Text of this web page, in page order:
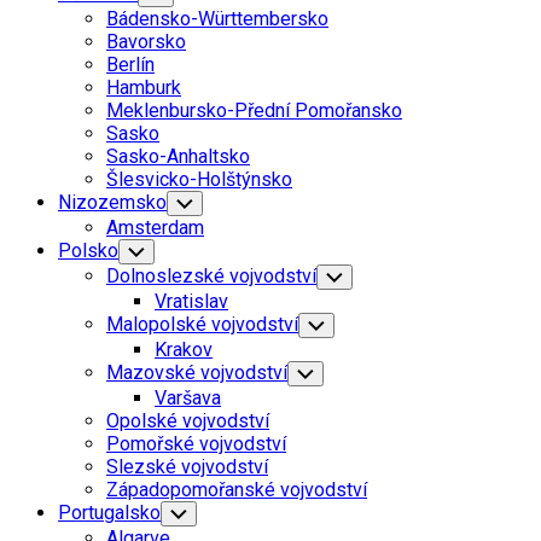
Child
Menu
Bádensko-Württembersko
Bavorsko
Berlín
Hamburk
Meklenbursko-Přední Pomořansko
Sasko
Sasko-Anhaltsko
Šlesvicko-Holštýnsko
Nizozemsko Toggle
Child
Menu
Amsterdam
Polsko Toggle
Child
Menu
Dolnoslezské vojvodství Toggle
Child
Menu
Vratislav
Malopolské vojvodství Toggle
Child
Menu
Krakov
Mazovské vojvodství Toggle
Child
Varšava
Opolské vojvodství
Pomořské vojvodství
Slezské vojvodství
Západopomořanské vojvodství
Portugalsko Toggle
Child